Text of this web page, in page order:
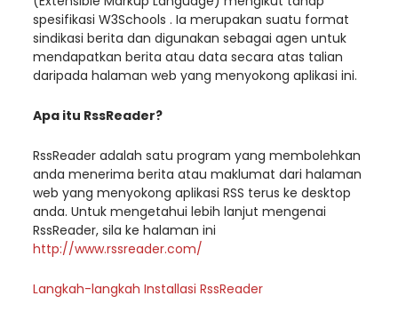
spesifikasi W3Schools . Ia merupakan suatu format
sindikasi berita dan digunakan sebagai agen untuk
mendapatkan berita atau data secara atas talian
daripada halaman web yang menyokong aplikasi ini.
Apa itu RssReader?
RssReader adalah satu program yang membolehkan
anda menerima berita atau maklumat dari halaman
web yang menyokong aplikasi RSS terus ke desktop
anda. Untuk mengetahui lebih lanjut mengenai
RssReader, sila ke halaman ini
http://www.rssreader.com/
Langkah-langkah Installasi RssReader